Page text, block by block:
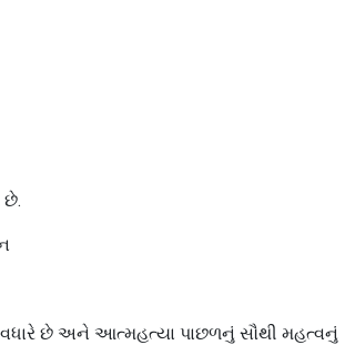
છે.
છે અને આત્મહત્યા પાછળનું સૌથી મહત્વનું